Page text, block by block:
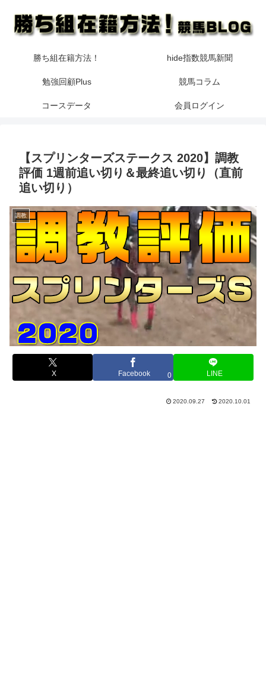
勝ち組在籍方法！ hide指数競馬新聞
勉強回顧Plus 競馬コラム
コースデータ 会員ログイン
【スプリンターズステークス 2020】調教
評価 1週前追い切り＆最終追い切り（直前
追い切り）
調教
X Facebook 0 LINE
2020.09.27 2020.10.01